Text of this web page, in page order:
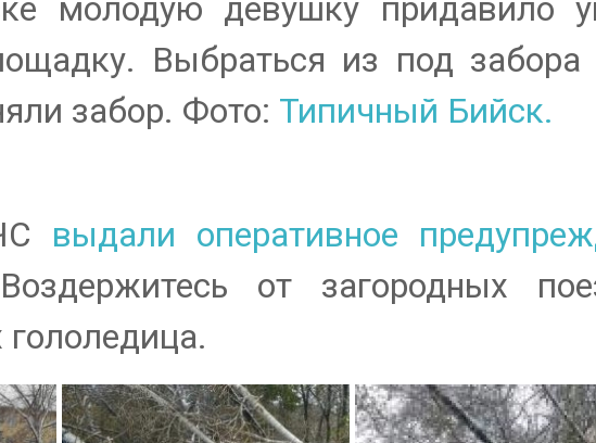
молодую девушку придавило
Выбраться из под забора
забор. Фото: Типичный Бийск.
выдали оперативное
от загородных
гололедица.